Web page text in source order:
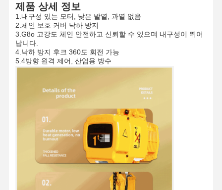
제품 상세 정보
1.내구성 있는 모터, 낮은 발열, 과열 없음
2.체인 보호 커버 낙하 방지
3.G8o 고강도 체인 안전하고 신뢰할 수 있으며 내구성이 뛰어
납니다.
4.낙하 방지 후크 360도 회전 가능
5.4방향 원격 제어, 산업용 방수